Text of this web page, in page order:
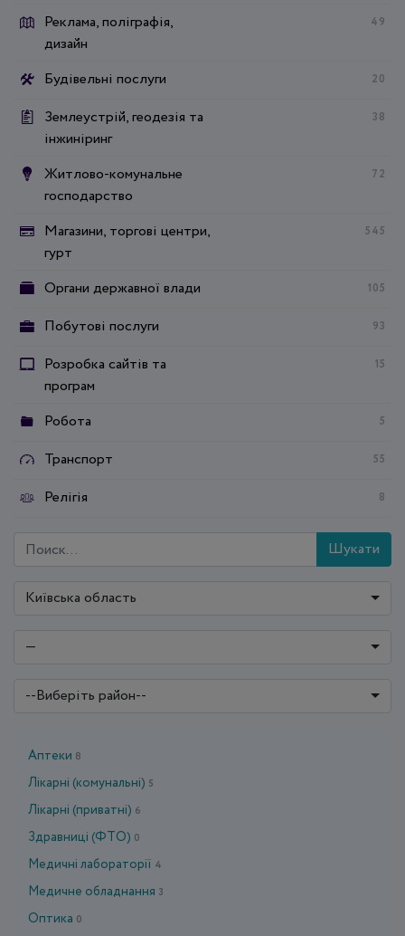
Реклама, поліграфія,
дизайн
49
Будівельні послуги 20
Землеустрій, геодезія та
інжиніринг
38
Житлово-комунальне
господарство
72
Магазини, торгові центри,
гурт
545
Органи державної влади 105
Побутові послуги 93
Розробка сайтів та
програм
15
Робота 5
Транспорт 55
Релігія 8
Шукати
Київська область
—
--Виберіть район--
Аптеки 8
Лікарні (комунальні) 5
Лікарні (приватні) 6
Здравниці (ФТО) 0
Медичні лабораторії 4
Медичне обладнання 3
Оптика 0